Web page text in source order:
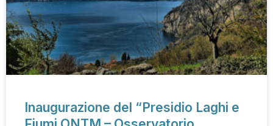
Inaugurazione del “Presidio Laghi e